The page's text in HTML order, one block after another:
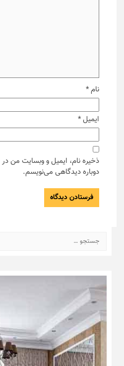
نام*
ایمیل*
ذخیره نام، ایمیل و وبسایت من در
دوباره دیدگاهی می‌نویسم.
جستجو
برای: